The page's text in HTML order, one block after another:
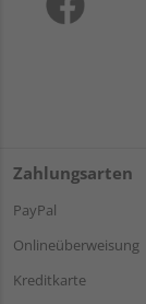
Zahlungsarten
PayPal
Onlineüberweisung
Kreditkarte